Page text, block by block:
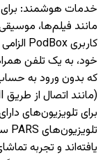
خدمات هوشمند:
مانند فیلم‌ها،
خود، به یک تلفن
که بدون ورود به
برای تلویزیون‌های
یافته‌اند و تجربه